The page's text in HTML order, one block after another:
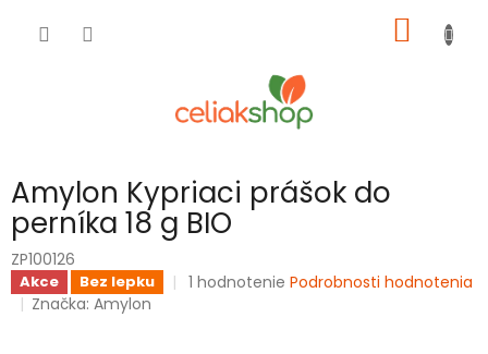
KOŠÍK
Amylon Kypriaci prášok do
perníka 18 g BIO
ZP100126
Akce Bez lepku
Priemerné
1 hodnotenie Podrobnosti hodnotenia
Značka:Amylon